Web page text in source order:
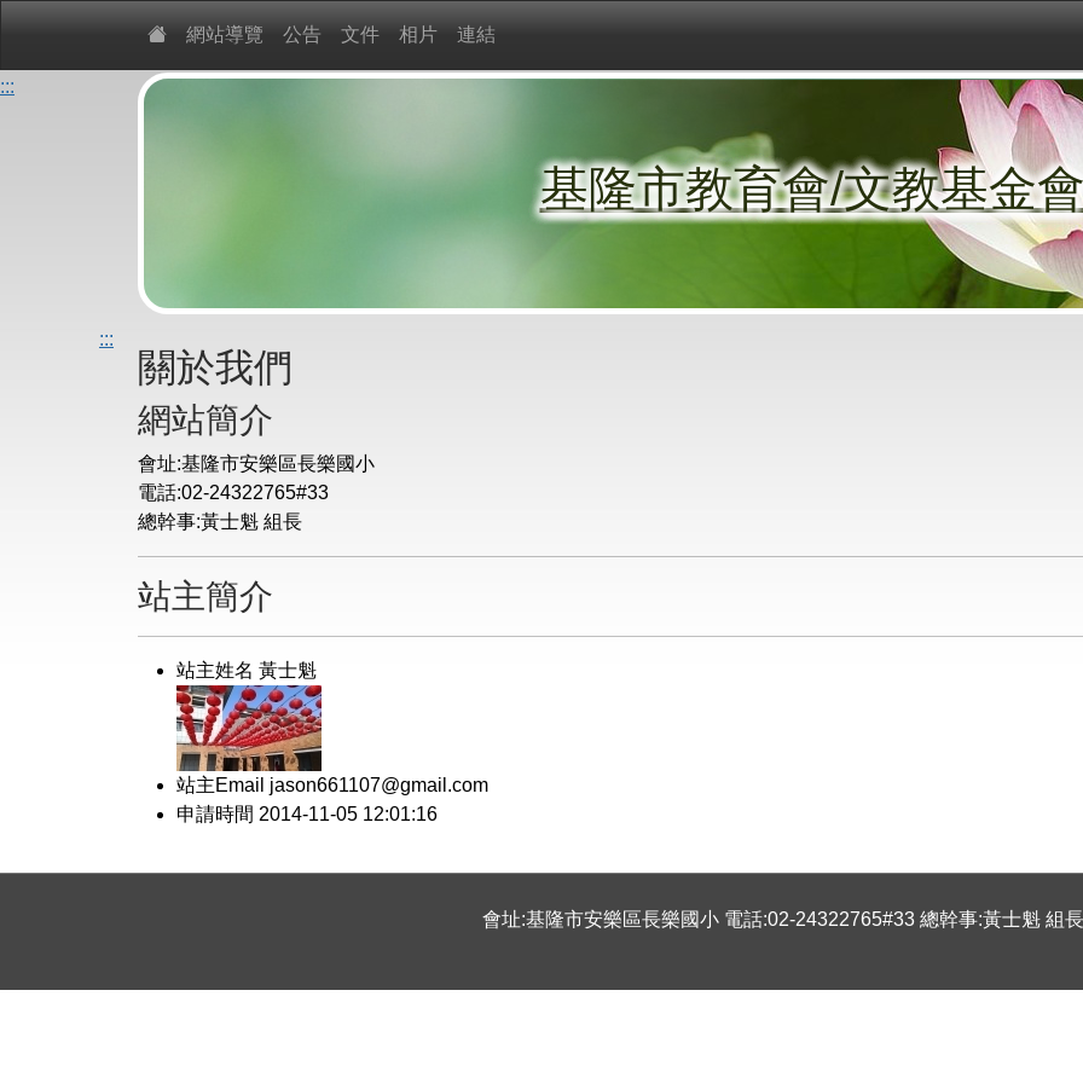
:::
網站導覽 公告 文件 相片 連結
基隆市教育會/文教基金
:::
關於我們
網站簡介
會址:基隆市安樂區長樂國小
電話:02-24322765#33
總幹事:黃士魁 組長
站主簡介
站主姓名 黃士魁
站主Email jason661107@gmail.com
申請時間 2014-11-05 12:01:16
會址:基隆市安樂區長樂國小 電話:02-24322765#33 總幹事:黃士魁 組長